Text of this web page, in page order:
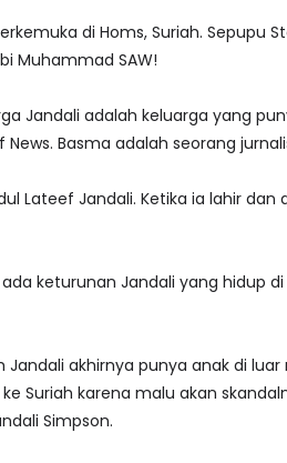
di Homs, Suriah. Sepupu
Muhammad SAW!
Jandali adalah keluarga yang
Basma adalah seorang
Lateef Jandali. Ketika ia lahir dan
keturunan Jandali yang hidup di
akhirnya punya anak di
Suriah karena malu akan
Simpson.